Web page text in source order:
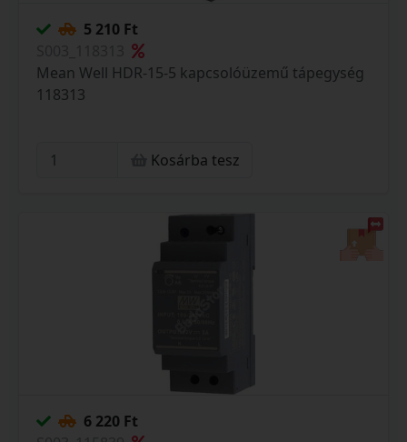
5 210 Ft
Mean Well HDR-15-5 kapcsolóüzemű tápegység
118313
Kosárba tesz
6 220 Ft